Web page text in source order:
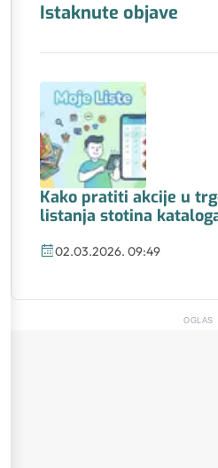
Istaknute objave
Kako pratiti akcije u
listanja stotina
02.03.2026. 09:49
OGLAS